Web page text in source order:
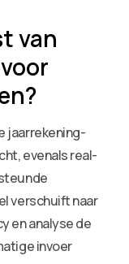
van
jaarrekening-
evenals real-
verschuift naar
en analyse de
invoer